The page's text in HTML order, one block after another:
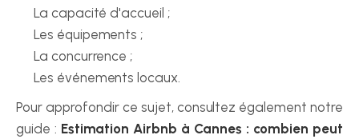
La capacité d'accueil ;
Les équipements ;
La concurrence ;
Les événements locaux.
Pour approfondir ce sujet, consultez également notre
guide : Estimation Airbnb à Cannes : combien peut